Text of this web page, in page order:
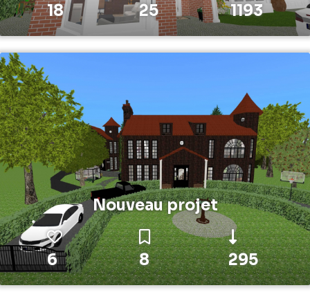
18 25 1193
Nouveau projet
6 8 295